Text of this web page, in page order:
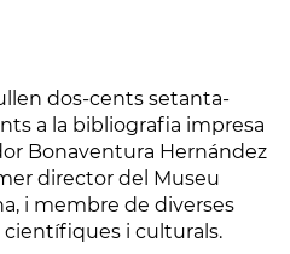
dos-cents setanta-
a la bibliografia impresa
Bonaventura Hernández
director del Museu
i membre de diverses
i culturals.